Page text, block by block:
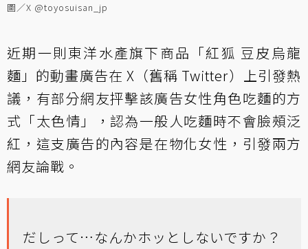
圖／X @toyosuisan_jp
近期一則東洋水產旗下商品「紅狐 豆皮烏龍
麵」的動畫廣告在 X（舊稱 Twitter）上引發熱
議，有部分網友抨擊該廣告女性角色吃麵的方
式「太色情」，認為一般人吃麵時不會臉頰泛
紅，這支廣告的內容是在物化女性，引發兩方
網友論戰。
だしって…なんかホッとしないですか？